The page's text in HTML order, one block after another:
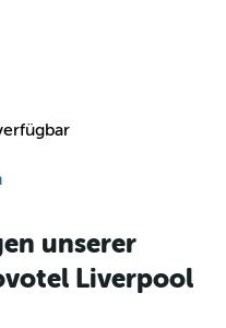
unserer
Liverpool